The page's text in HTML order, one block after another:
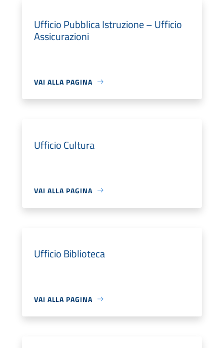
Ufficio Pubblica Istruzione – Ufficio
Assicurazioni
VAI ALLA PAGINA
Ufficio Cultura
VAI ALLA PAGINA
Ufficio Biblioteca
VAI ALLA PAGINA